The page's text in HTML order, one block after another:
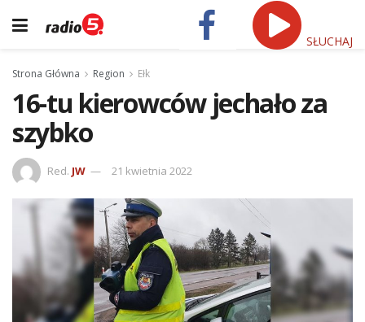
SŁUCHAJ
Strona Główna Region Ełk
16-tu kierowców jechało za
szybko
Red. JW 21 kwietnia 2022